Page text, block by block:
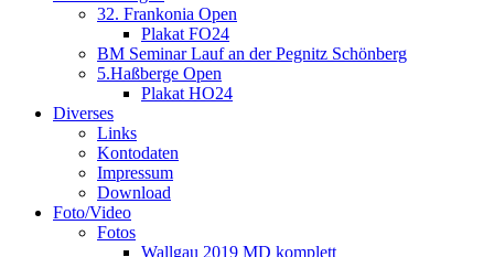
32. Frankonia Open
Plakat FO24
BM Seminar Lauf an der Pegnitz Schönberg
5.Haßberge Open
Plakat HO24
Diverses
Links
Kontodaten
Impressum
Download
Foto/Video
Fotos
Wallgau 2019 MD komplett